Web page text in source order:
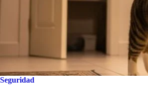
Seguridad